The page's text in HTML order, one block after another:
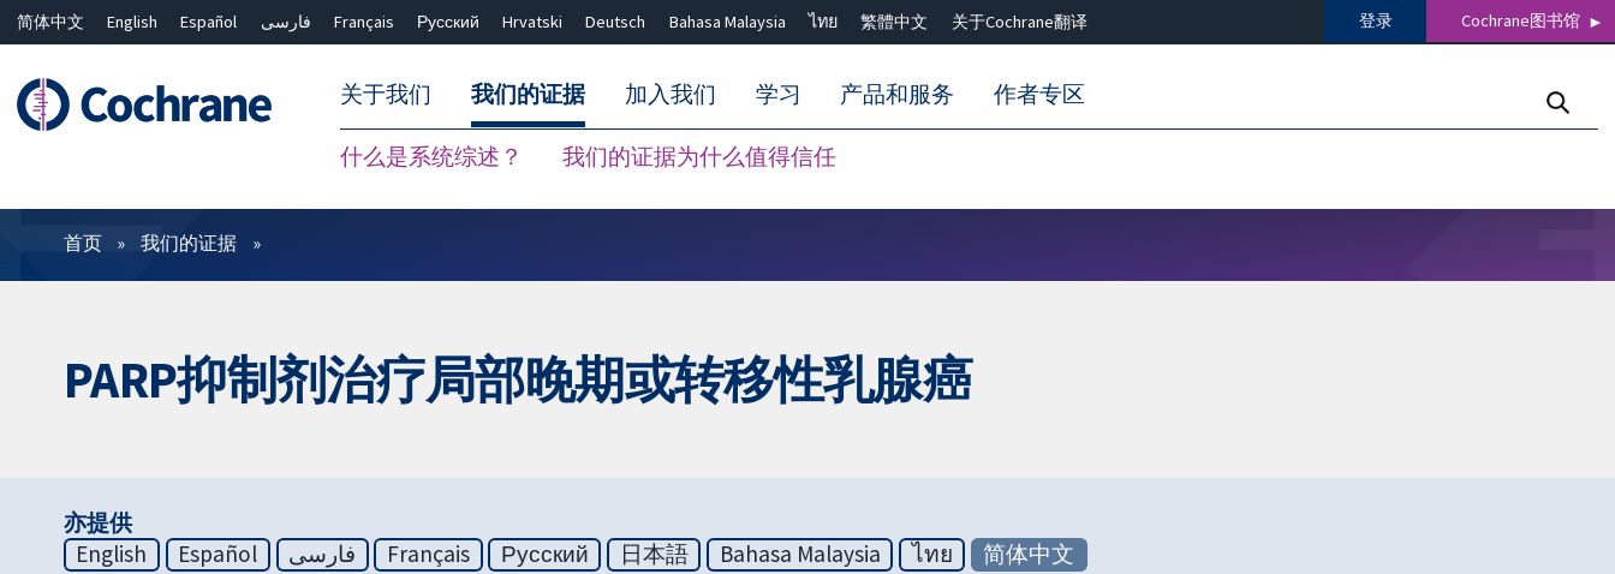
简体中文 English Español فارسی Français Русский Hrvatski Deutsch Bahasa Malaysia ไทย 繁體中文 关于Cochrane翻译 登录 Cochrane图书馆
关于我们 我们的证据
什么是系统综述？ 我们的证据为什么值得信任
加入我们 学习 产品和服务 作者专区
过滤
首页 我们的证据
PARP抑制剂治疗局部晚期或转移性乳腺癌
亦提供
English
Español فارسی Français Русский 日本語 Bahasa Malaysia ไทย 简体中文